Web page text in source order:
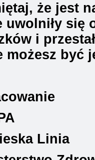
że jest
uwolniły się
i
możesz być
Linia